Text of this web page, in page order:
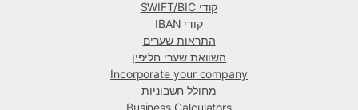
קודי SWIFT/BIC
קודי IBAN
התראות שערים
השוואת שערי חליפין
Incorporate your company
מחולל חשבוניות
Business Calculators